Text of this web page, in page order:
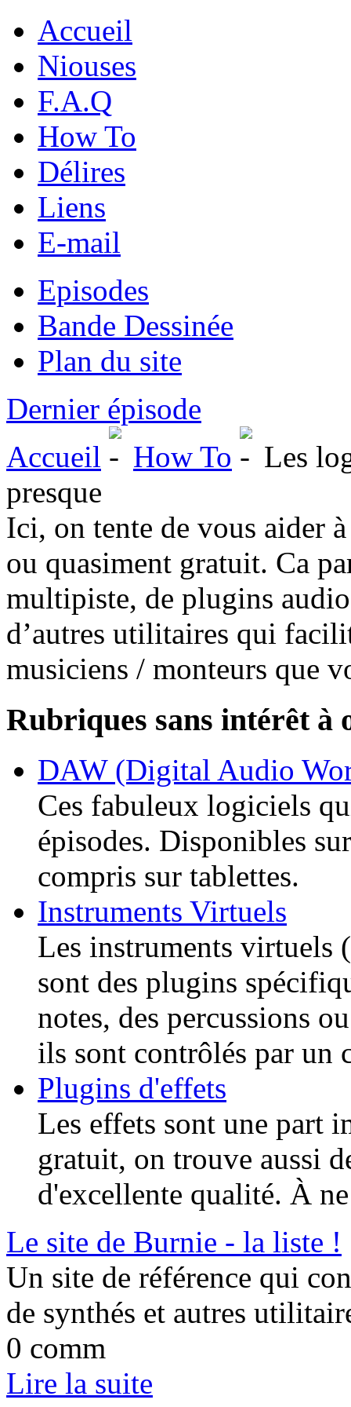
Accueil
Niouses
F.A.Q
How To
Délires
Liens
E-mail
Episodes
Bande Dessinée
Plan du site
Dernier épisode
Accueil
How To
Les
presque
Ici, on tente de vous aider
ou quasiment gratuit. Ca
multipiste, de plugins
d’autres utilitaires qui
musiciens / monteurs que
Rubriques sans intérêt à
DAW (Digital Audio
Ces fabuleux logiciels
épisodes. Disponibles
compris sur tablettes.
Instruments Virtuels
Les instruments virtuels
sont des plugins
notes, des percussions
ils sont contrôlés par un
Plugins d'effets
Les effets sont une part
gratuit, on trouve aussi
d'excellente qualité. À
Le site de Burnie - la liste !
Un site de référence qui
de synthés et autres
0 comm
Lire la suite